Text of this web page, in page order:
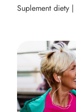
Suplement diety